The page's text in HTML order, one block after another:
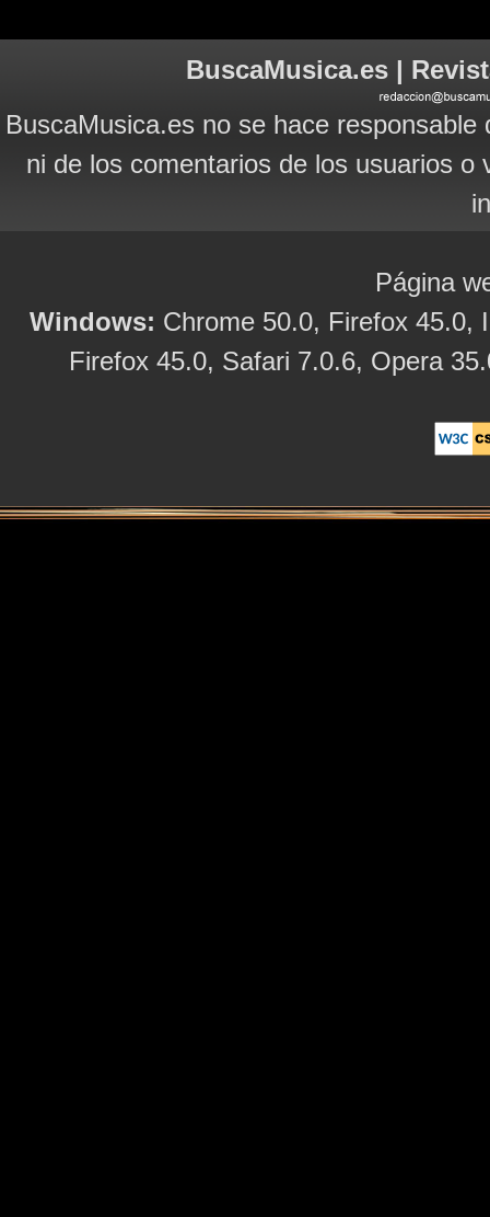
BuscaMusica.es |
BuscaMusica.es no se hace
ni de los comentarios de los usuarios
Página
Windows: Chrome 50.0, Firefox 45.0,
Firefox 45.0, Safari 7.0.6, Opera